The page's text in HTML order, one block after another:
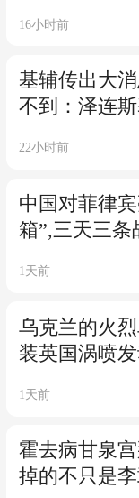
16小时前
基辅传出大
不到：泽连
22小时前
中国对菲律
箱”,三天三条
1天前
乌克兰的火
装英国涡喷
1天前
霍去病甘泉
掉的不只是